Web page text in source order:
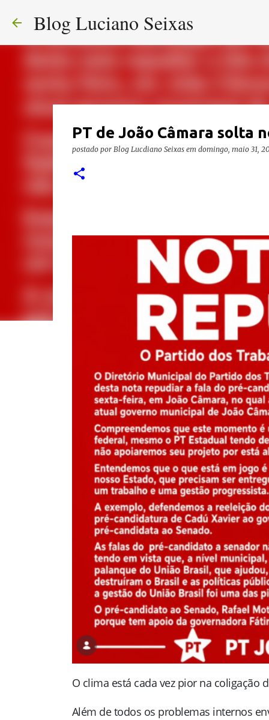
Blog Luciano Seixas
PT de João Câmara solta
postado por Blog Lucdiano Seixas em domingo, maio 31,
O clima está cada vez pior na coligação
Além de todos os problemas internos